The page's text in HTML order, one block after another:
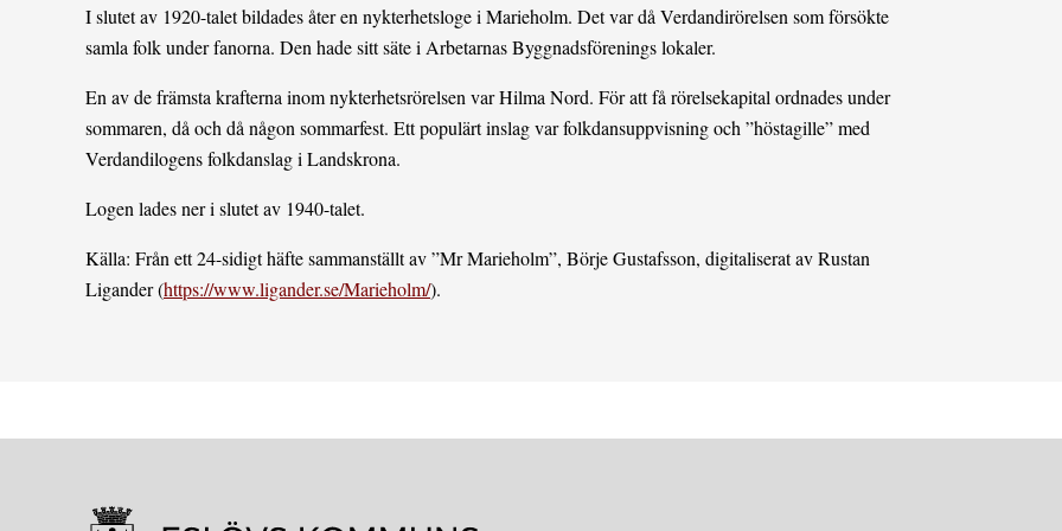
I slutet av 1920-talet bildades åter en nykterhetsloge i Marieholm. Det var då Verdandirörelsen som försökte
samla folk under fanorna. Den hade sitt säte i Arbetarnas Byggnadsförenings lokaler.
En av de främsta krafterna inom nykterhetsrörelsen var Hilma Nord. För att få rörelsekapital ordnades under
sommaren, då och då någon sommarfest. Ett populärt inslag var folkdansuppvisning och ”höstagille” med
Verdandilogens folkdanslag i Landskrona.
Logen lades ner i slutet av 1940-talet.
Källa: Från ett 24-sidigt häfte sammanställt av ”Mr Marieholm”, Börje Gustafsson, digitaliserat av Rustan
Ligander (https://www.ligander.se/Marieholm/).